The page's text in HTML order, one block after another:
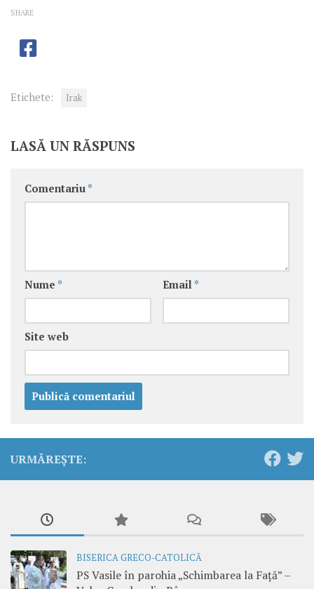
SHARE
Etichete: Irak
LASĂ UN RĂSPUNS
Comentariu *
Nume * Email *
Site web
URMĂREȘTE:
BISERICA GRECO-CATOLICĂ
PS Vasile în parohia „Schimbarea la Față” –